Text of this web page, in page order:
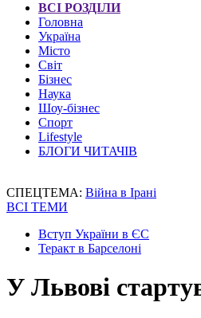
ВСІ РОЗДІЛИ
Головна
Україна
Місто
Світ
Бізнес
Наука
Шоу-бізнес
Спорт
Lifestyle
БЛОГИ ЧИТАЧІВ
СПЕЦТЕМА: Війна в Ірані
ВСІ ТЕМИ
Вступ України в ЄС
Теракт в Барселоні
У Львові